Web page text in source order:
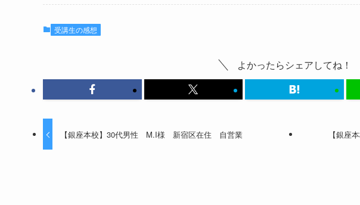
受講生の感想
よかったらシェアしてね！
【銀座本校】30代男性 M.I様 新宿区在住 自営業 【銀